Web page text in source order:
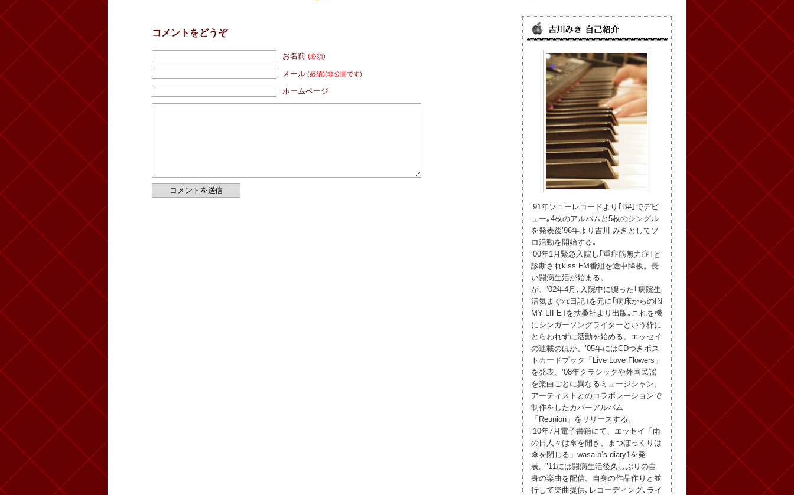
コメントをどうぞ
お名前(必須)
メール (必須)(非公開です)
ホームページ
’91年ソニーレコードより｢B#｣でデビ
ュー｡4枚のアルバムと5枚のシングル
を発表後’96年より吉川 みきとしてソ
ロ活動を開始する｡
’00年1月緊急入院し｢重症筋無力症｣と
診断されkiss FM番組を途中降板。長
い闘病生活が始まる。
が、’02年4月､入院中に綴った｢病院生
活気まぐれ日記｣を元に｢病床からのIN
MY LIFE｣を扶桑社より出版｡これを機
にシンガーソングライターという枠に
とらわれずに活動を始める。エッセイ
の連載のほか、’05年にはCDつきポス
トカードブック「Live Love Flowers」
を発表、’08年クラシックや外国民謡
を楽曲ごとに異なるミュージシャン、
アーティストとのコラボレーションで
制作をしたカバーアルバム
「Reunion」をリリースする。
’10年7月電子書籍にて、エッセイ「雨
の日人々は傘を開き、まつぼっくりは
傘を閉じる」wasa-b’s diary1を発
表。’11には闘病生活後久しぶりの自
身の楽曲を配信。自身の作品作りと並
行して楽曲提供､レコーディング､ライ